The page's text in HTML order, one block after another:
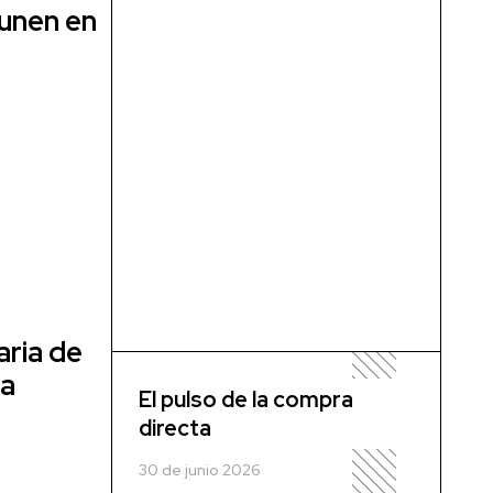
en
de
El pulso de la compra
directa
30 de junio 2026